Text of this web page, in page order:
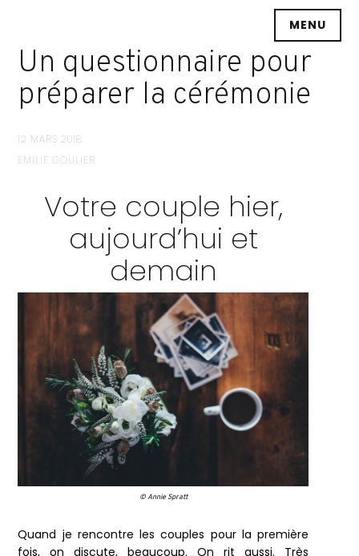
principal
MENU
Un questionnaire pour
préparer la cérémonie
12 MARS 2018
EMILIE GOULIER
Votre couple hier,
aujourd’hui et
demain
© Annie Spratt
Quand je rencontre les couples pour la première
fois, on discute, beaucoup. On rit aussi. Très